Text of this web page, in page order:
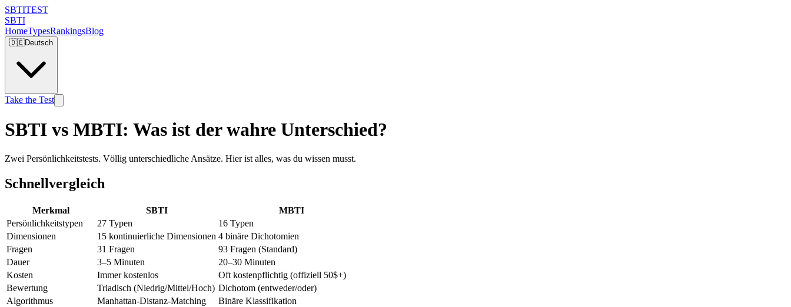
SBTITEST
SBTI
HomeTypesRankingsBlog
🇩🇪Deutsch
Take the Test
SBTI vs MBTI: Was ist der wahre Unterschied?
Zwei Persönlichkeitstests. Völlig unterschiedliche Ansätze. Hier ist alles, was du wissen musst.
Schnellvergleich
Merkmal SBTI
MBTI
Persönlichkeitstypen
27 Typen
16 Typen
Dimensionen
15 kontinuierliche Dimensionen 4 binäre Dichotomien
Fragen
31 Fragen
93 Fragen (Standard)
Dauer
3–5 Minuten
20–30 Minuten
Kosten
Immer kostenlos
Oft kostenpflichtig (offiziell 50$+)
Bewertung
Triadisch (Niedrig/Mittel/Hoch) Dichotom (entweder/oder)
Algorithmus
Manhattan-Distanz-Matching
Binäre Klassifikation